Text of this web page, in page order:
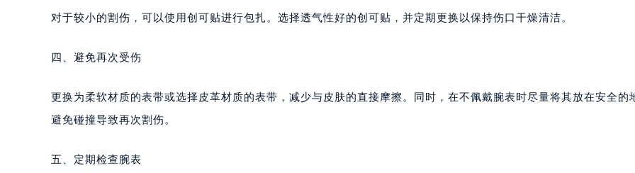
对于较小的割伤，可以使用创可贴进行包扎。选择透气性好的创可贴，并定期更换以保持伤口干燥清洁。
四、避免再次受伤
更换为柔软材质的表带或选择皮革材质的表带，减少与皮肤的直接摩擦。同时，在不佩戴腕表时尽量将其放在安全的
避免碰撞导致再次割伤。
五、定期检查腕表